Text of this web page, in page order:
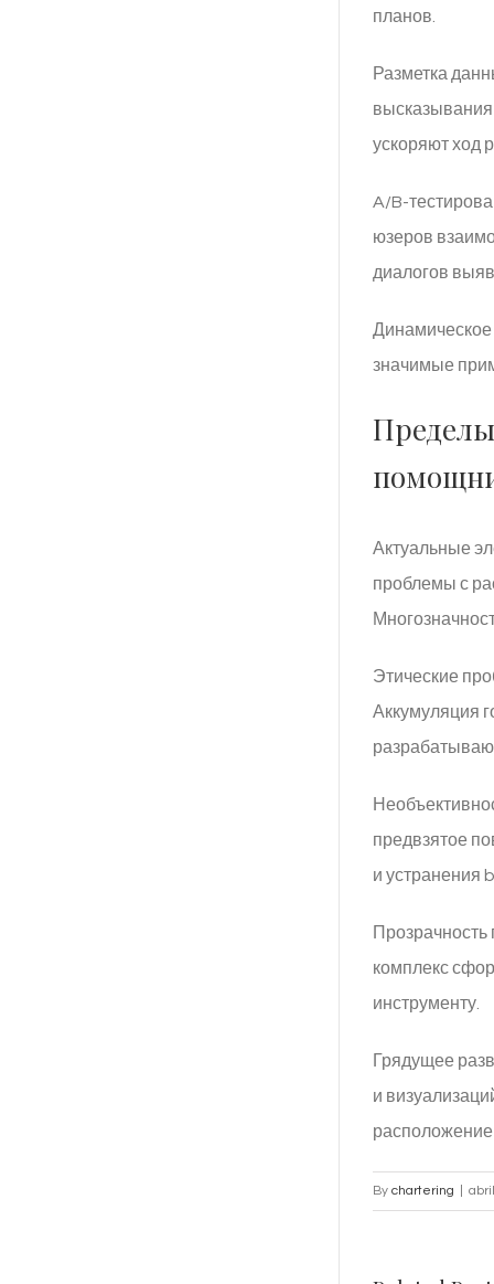
планов.
Разметка
ускоряют ход
A/B-
юзеров
диалогов
Динамическое
значимые
Актуальные
проблемы с
Этические
Аккумуляция
предвзятое
и устранения
комплекс
инструменту.
Грядущее
и
By chartering